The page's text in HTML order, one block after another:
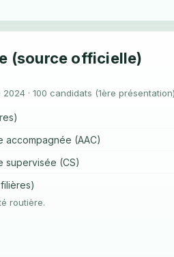
(source officielle)
2024 · 100 candidats (1ère présentation)
accompagnée (AAC)
supervisée (CS)
routière.